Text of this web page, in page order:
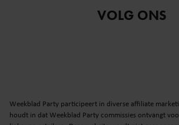
VOLG ONS
Weekblad Party participeert in diverse affiliate
houdt in dat Weekblad Party commissies ontvangt